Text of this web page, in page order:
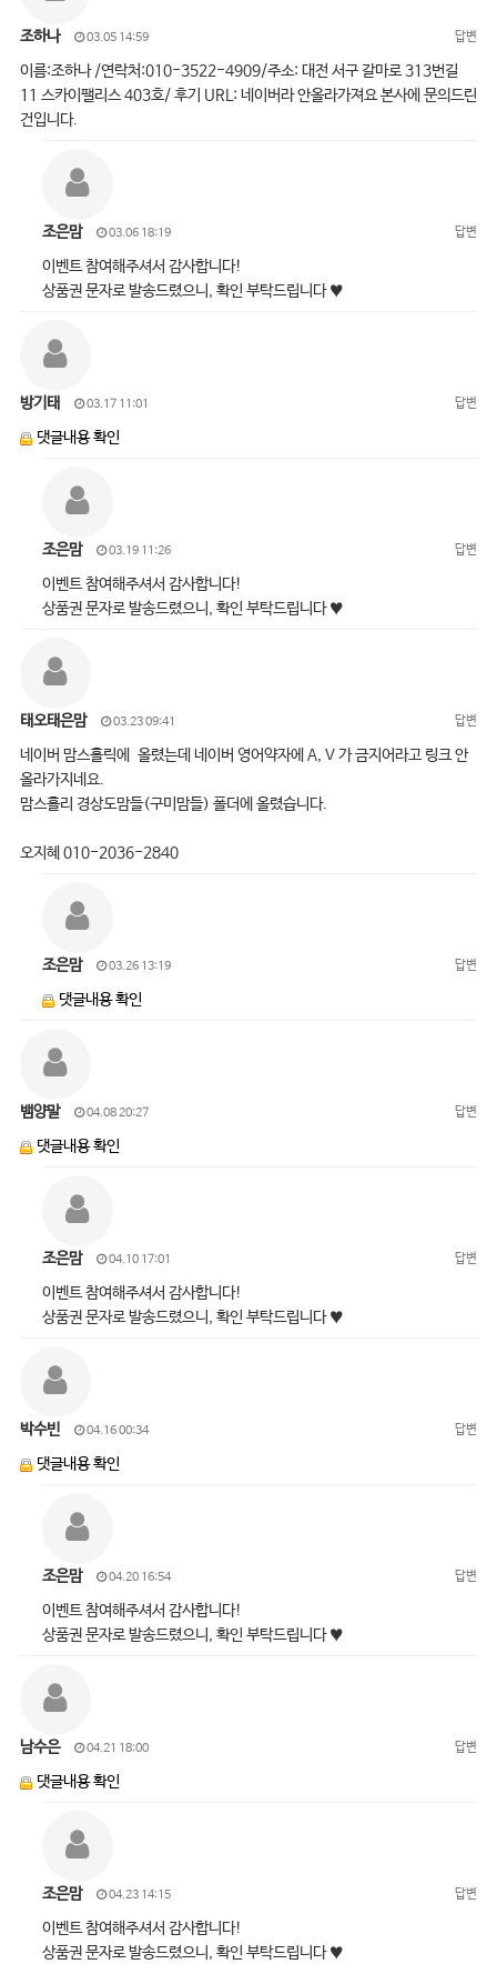
조하나 03.05 14:59 답변
이름:조하나 /연락처:010-3522-4909/주소: 대전 서구 갈마로 313번길
11 스카이팰리스 403호/ 후기 URL: 네이버라 안올라가져요 본사에 문의드린
건입니다.
조은맘 03.06 18:19 답변
이벤트 참여해주셔서 감사합니다!
상품권 문자로 발송드렸으니, 확인 부탁드립니다 ♥
방기태 03.17 11:01 답변
댓글내용 확인
조은맘 03.19 11:26 답변
이벤트 참여해주셔서 감사합니다!
상품권 문자로 발송드렸으니, 확인 부탁드립니다 ♥
태오태은맘 03.23 09:41 답변
네이버 맘스홀릭에 올렸는데 네이버 영어약자에 A, V 가 금지어라고 링크 안
올라가지네요.
맘스홀리 경상도맘들(구미맘들) 폴더에 올렸습니다.
오지혜 010-2036-2840
조은맘 03.26 13:19 답변
댓글내용 확인
뱀양말 04.08 20:27 답변
댓글내용 확인
조은맘 04.10 17:01 답변
이벤트 참여해주셔서 감사합니다!
상품권 문자로 발송드렸으니, 확인 부탁드립니다 ♥
박수빈 04.16 00:34 답변
댓글내용 확인
조은맘 04.20 16:54 답변
이벤트 참여해주셔서 감사합니다!
상품권 문자로 발송드렸으니, 확인 부탁드립니다 ♥
남수은 04.21 18:00 답변
댓글내용 확인
조은맘 04.23 14:15 답변
이벤트 참여해주셔서 감사합니다!
상품권 문자로 발송드렸으니, 확인 부탁드립니다 ♥